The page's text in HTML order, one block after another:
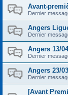
Avant-
Dernier
Angers
Dernier
Angers 13/
Dernier
Angers 23/
Dernier
[Avant